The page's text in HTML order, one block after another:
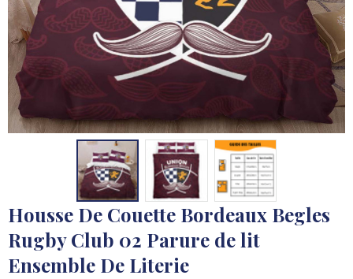
Housse De Couette Bordeaux Begles
Rugby Club 02 Parure de lit
Ensemble De Literie